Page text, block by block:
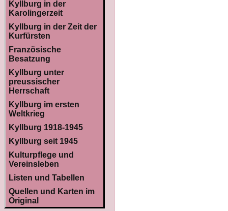
Kyllburg in der
Karolingerzeit
Kyllburg in der Zeit der
Kurfürsten
Französische
Besatzung
Kyllburg unter
preussischer
Herrschaft
Kyllburg im ersten
Weltkrieg
Kyllburg 1918-1945
Kyllburg seit 1945
Kulturpflege und
Vereinsleben
Listen und Tabellen
Quellen und Karten im
Original